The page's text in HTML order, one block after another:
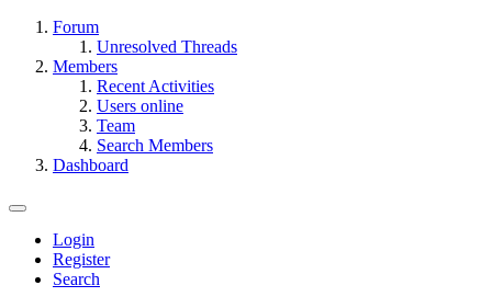
Forum
Unresolved Threads
Members
Recent Activities
Users online
Team
Search Members
Dashboard
Login
Register
Search